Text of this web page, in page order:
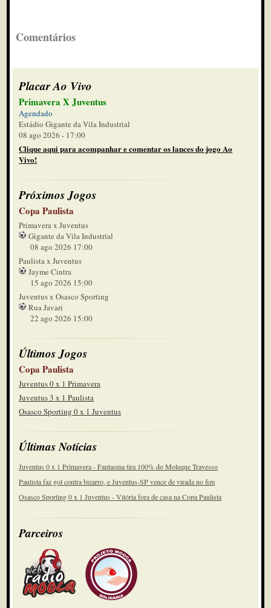
Comentários
Placar Ao Vivo
Primavera X Juventus
Agendado
Estádio Gigante da Vila Industrial
08 ago 2026 - 17:00
Clique aqui para acompanhar e comentar os lances do jogo Ao
Vivo!
Próximos Jogos
Copa Paulista
Primavera x Juventus
Gigante da Vila Industrial
08 ago 2026 17:00
Paulista x Juventus
Jayme Cintra
15 ago 2026 15:00
Juventus x Osasco Sporting
Rua Javari
22 ago 2026 15:00
Últimos Jogos
Copa Paulista
Juventus 0 x 1 Primavera
Juventus 3 x 1 Paulista
Osasco Sporting 0 x 1 Juventus
Últimas Notícias
Juventus 0 x 1 Primavera - Fantasma tira 100% do Moleque Travesso
Paulista faz gol contra bizarro, e Juventus-SP vence de virada no fim
Osasco Sporting 0 x 1 Juventus - Vitória fora de casa na Copa Paulista
Parceiros